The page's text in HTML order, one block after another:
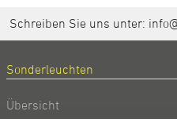
Schreiben Sie uns unter:
Sonderleuchten
Übersicht